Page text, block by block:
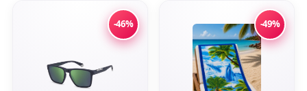
-46% -49%